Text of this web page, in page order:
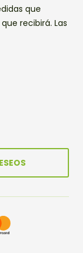
que
recibirá. Las